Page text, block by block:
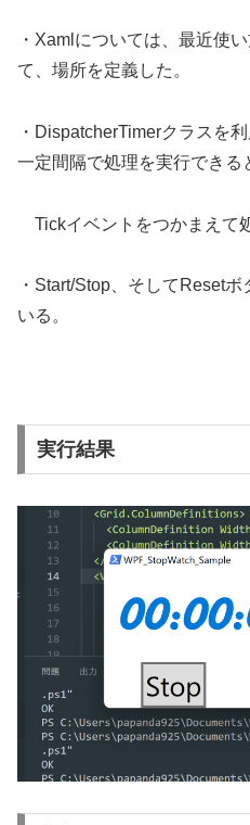
・Xamlについては、最近使
て、場所を定義した。
・DispatcherTimerクラスを
一定間隔で処理を実行できる
Tickイベントをつかまえて
・Start/Stop、そしてReset
いる。
実行結果